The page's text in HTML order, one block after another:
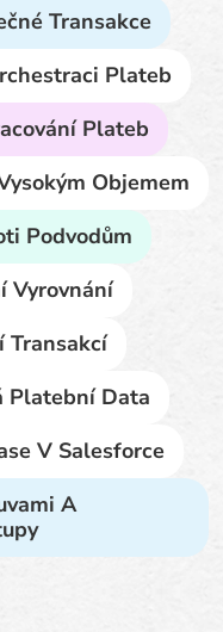
Transakce
Plateb
Plateb
Objemem
Podvodům
Vyrovnání
Transakcí
Platební Data
V Salesforce
A